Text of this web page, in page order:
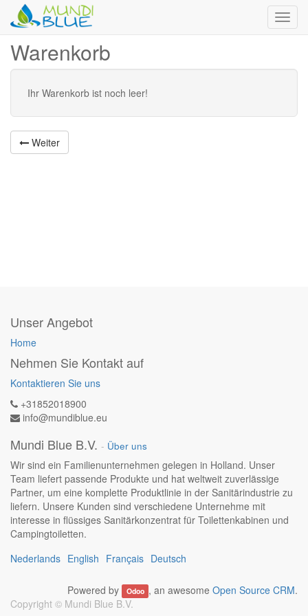
Warenkorb
Ihr Warenkorb ist noch leer!
Weiter
Unser Angebot
Home
Nehmen Sie Kontakt auf
Kontaktieren Sie uns
+31852018900
info@mundiblue.eu
Mundi Blue B.V. - Über uns
Wir sind ein Familienunternehmen gelegen in Holland. Unser
Team liefert passende Produkte und hat weltweit zuverlässige
Partner, um eine komplette Produktlinie in der Sanitärindustrie zu
liefern. Unsere Kunden sind verschiedene Unternehme mit
interesse in flüssiges Sanitärkonzentrat für Toilettenkabinen und
Campingtoiletten.
Nederlands English Français Deutsch
Powered by Odoo , an awesome Open Source CRM.
Copyright © Mundi Blue B.V.